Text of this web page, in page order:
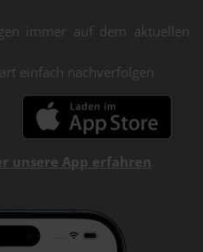
immer auf dem aktuellen
einfach nachverfolgen
unsere App erfahren